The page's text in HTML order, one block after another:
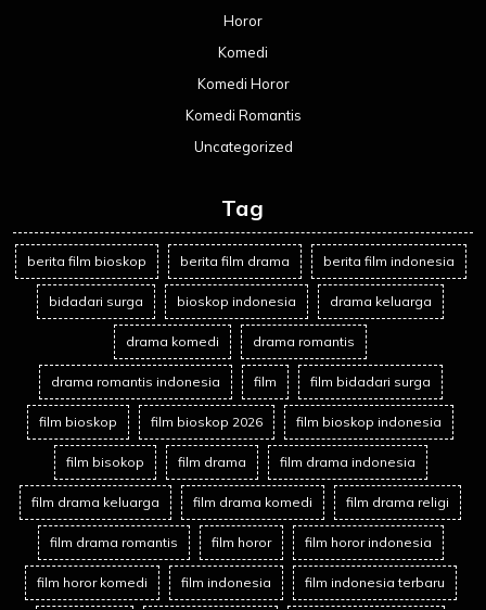
Horor
Komedi
Komedi Horor
Komedi Romantis
Uncategorized
Tag
berita film bioskop berita film drama berita film indonesia
bidadari surga bioskop indonesia drama keluarga
drama komedi drama romantis
drama romantis indonesia film film bidadari surga
film bioskop film bioskop 2026 film bioskop indonesia
film bisokop film drama film drama indonesia
film drama keluarga film drama komedi film drama religi
film drama romantis film horor film horor indonesia
film horor komedi film indonesia film indonesia terbaru